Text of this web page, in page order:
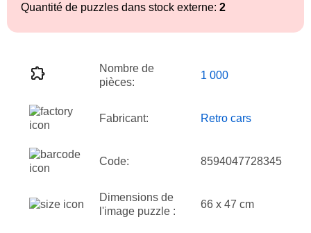
Quantité de puzzles dans stock externe: 2
Nombre de
pièces:
1 000
Fabricant: Retro cars
Code: 8594047728345
Dimensions de
l'image puzzle :
66 x 47 cm